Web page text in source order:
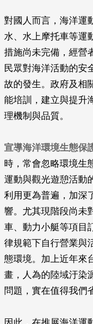
對國人而言，海洋運
水、水上摩托車等運
措施尚未完備，經營
民眾對海洋活動的安
故的發生。政府及相
能培訓，建立與提升
理機制與品質。
宣導海洋環境生態保
時，常會忽略環境生
運動與觀光遊憩活動
利用更為普遍，加深
響。尤其現階段尚未
車、動力小艇等項目
律規範下自行營業與
態環境。加上近年來
畫，人為的陸域汙染
問題，實在值得我們